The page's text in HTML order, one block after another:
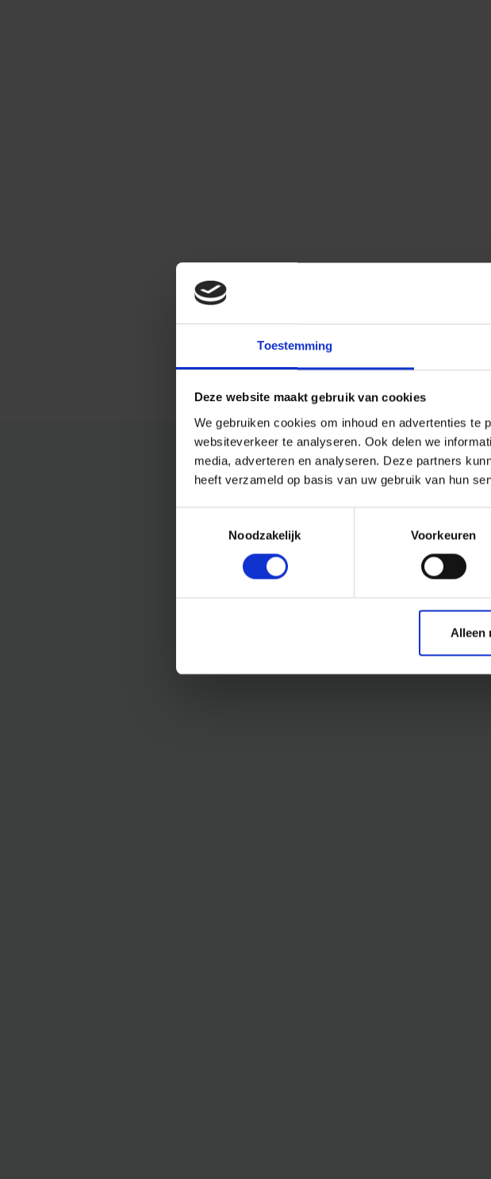
Toestemming
Deze website maakt gebruik van cookies
We gebruiken cookies om inhoud en advertenties te
websiteverkeer te analyseren. Ook delen we
media, adverteren en analyseren. Deze partners
heeft verzameld op basis van uw gebruik van hun
Noodzakelijk
Voorkeuren
Alleen